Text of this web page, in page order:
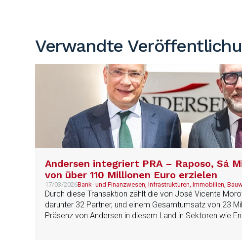
Verwandte
Andersen integriert PRA – Raposo, Sá
von über 110 Millionen Euro erzielen
17/03/2026Bank- und Finanzwesen, Infrastrukturen, Immobilien,
Durch diese Transaktion zählt die von José Vicente
darunter 32 Partner, und einem Gesamtumsatz von 23
Präsenz von Andersen in diesem Land in Sektoren wie